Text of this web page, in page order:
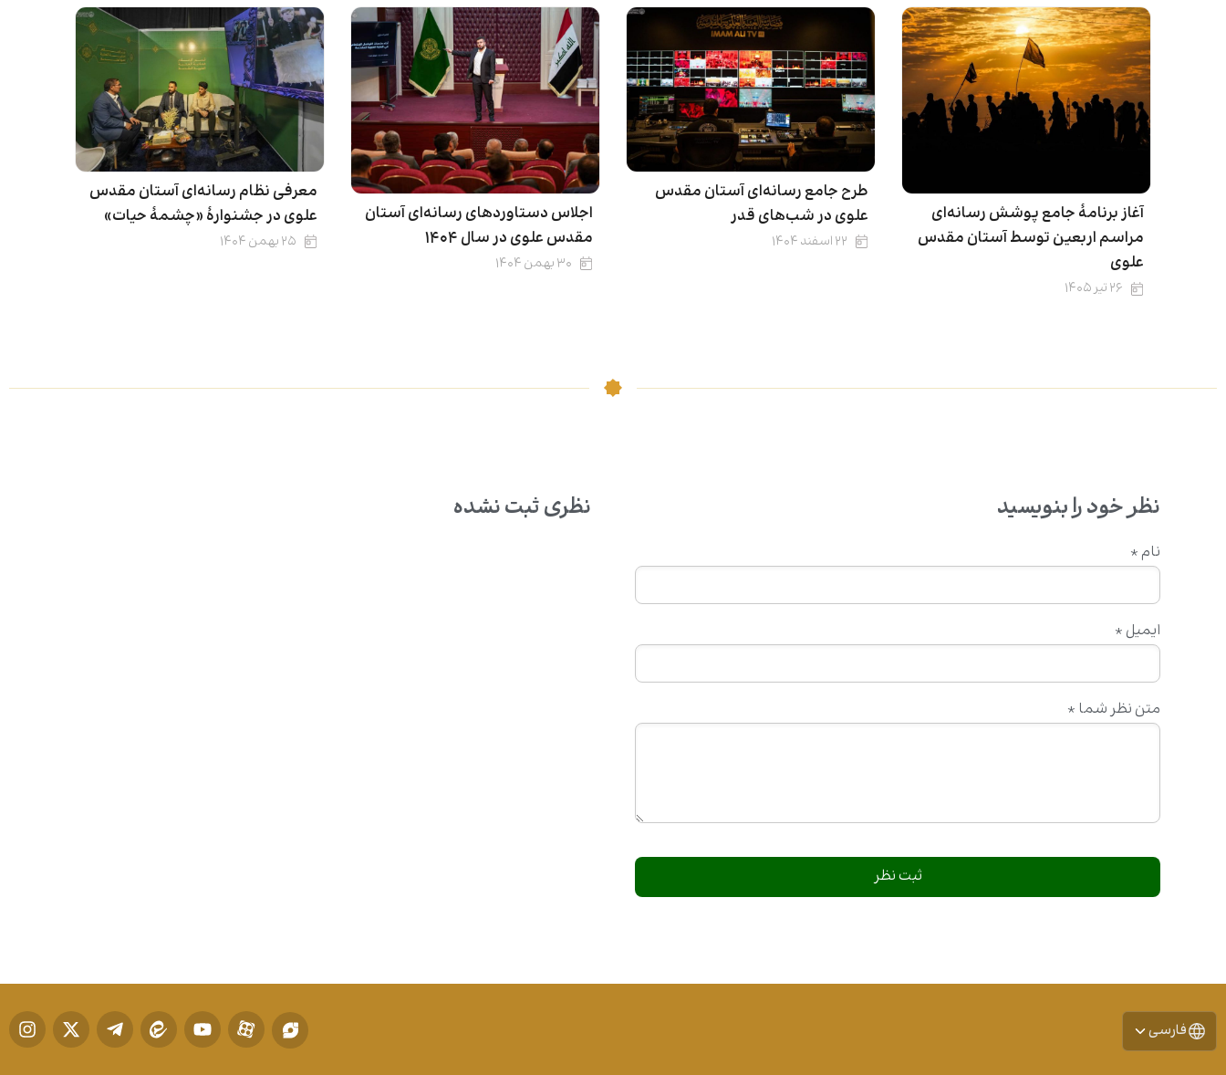
آغاز برنامۀ جامع پوشش رسانه‌ای
مراسم اربعین توسط آستان مقدس
علوی
۲۶ تیر ۱۴۰۵
طرح جامع رسانه‌ای آستان مقدس
علوی در شب‌های قدر
۲۲ اسفند ۱۴۰۴
اجلاس دستاوردهای رسانه‌ای آستان
مقدس علوی در سال ۱۴۰۴
۳۰ بهمن ۱۴۰۴
معرفی نظام رسانه‌ای آستان مقدس
علوی در جشنوارۀ «چشمهٔ حیات»
۲۵ بهمن ۱۴۰۴
نظر خود را بنویسید
متن نظر شما *
نام *
ایمیل *
نظری ثبت نشده
فارسی